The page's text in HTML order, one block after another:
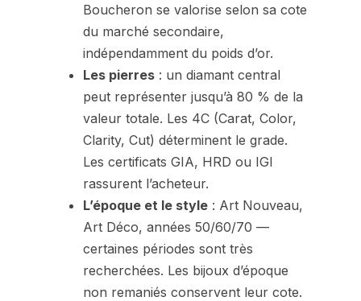
Boucheron se valorise selon sa cote
du marché secondaire,
indépendamment du poids d’or.
Les pierres: un diamant central
peut représenter jusqu’à 80 % de la
valeur totale. Les 4C (Carat, Color,
Clarity, Cut) déterminent le grade.
Les certificats GIA, HRD ou IGI
rassurent l’acheteur.
L’époque et le style: Art Nouveau,
Art Déco, années 50/60/70 —
certaines périodes sont très
recherchées. Les bijoux d’époque
non remaniés conservent leur cote.